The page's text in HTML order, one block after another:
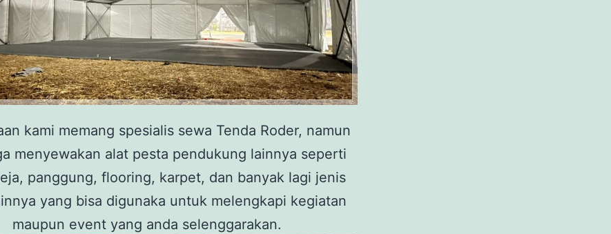
kami memang spesialis sewa Tenda Roder, namun
menyewakan alat pesta pendukung lainnya seperti
panggung, flooring, karpet, dan banyak lagi jenis
yang bisa digunaka untuk melengkapi kegiatan
maupun event yang anda selenggarakan.